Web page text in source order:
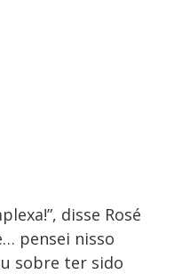
disse Rosé
pensei nisso
sobre ter sido